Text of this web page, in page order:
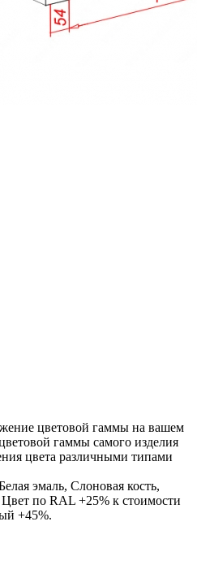
цветовой гаммы на вашем
гаммы самого изделия
цвета различными типами
эмаль, Слоновая кость,
по RAL +25% к стоимости
+45%.